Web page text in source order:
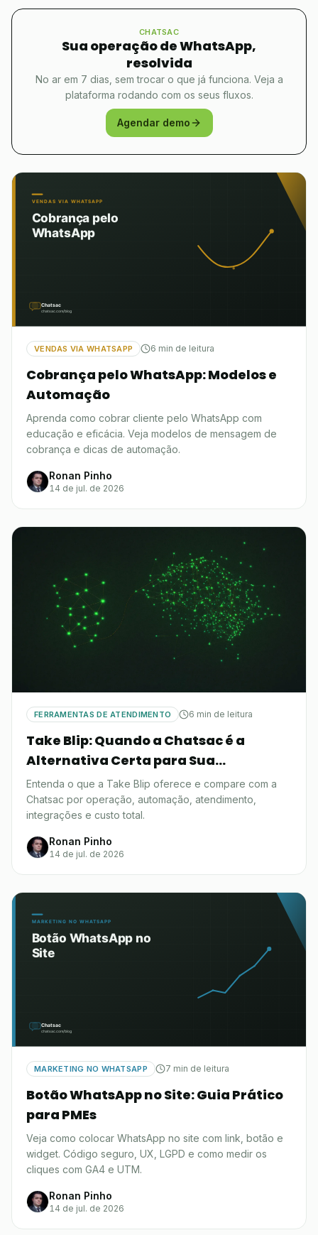
CHATSAC
Sua operação de WhatsApp,
resolvida
No ar em 7 dias, sem trocar o que já funciona. Veja a
plataforma rodando com os seus fluxos.
Agendar demo
VENDAS VIA WHATSAPP 6 min de leitura
Cobrança pelo WhatsApp: Modelos e
Automação
Aprenda como cobrar cliente pelo WhatsApp com
educação e eficácia. Veja modelos de mensagem de
cobrança e dicas de automação.
Ronan Pinho
14 de jul. de 2026
FERRAMENTAS DE ATENDIMENTO 6 min de leitura
Take Blip: Quando a Chatsac é a
Alternativa Certa para Sua
Operação?
Entenda o que a Take Blip oferece e compare com a
Chatsac por operação, automação, atendimento,
integrações e custo total.
Ronan Pinho
14 de jul. de 2026
MARKETING NO WHATSAPP 7 min de leitura
Botão WhatsApp no Site: Guia Prático
para PMEs
Veja como colocar WhatsApp no site com link, botão e
widget. Código seguro, UX, LGPD e como medir os
cliques com GA4 e UTM.
Ronan Pinho
14 de jul. de 2026